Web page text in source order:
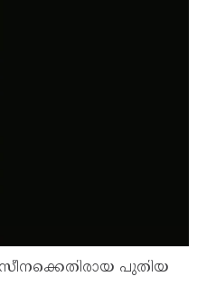
പുതിയ